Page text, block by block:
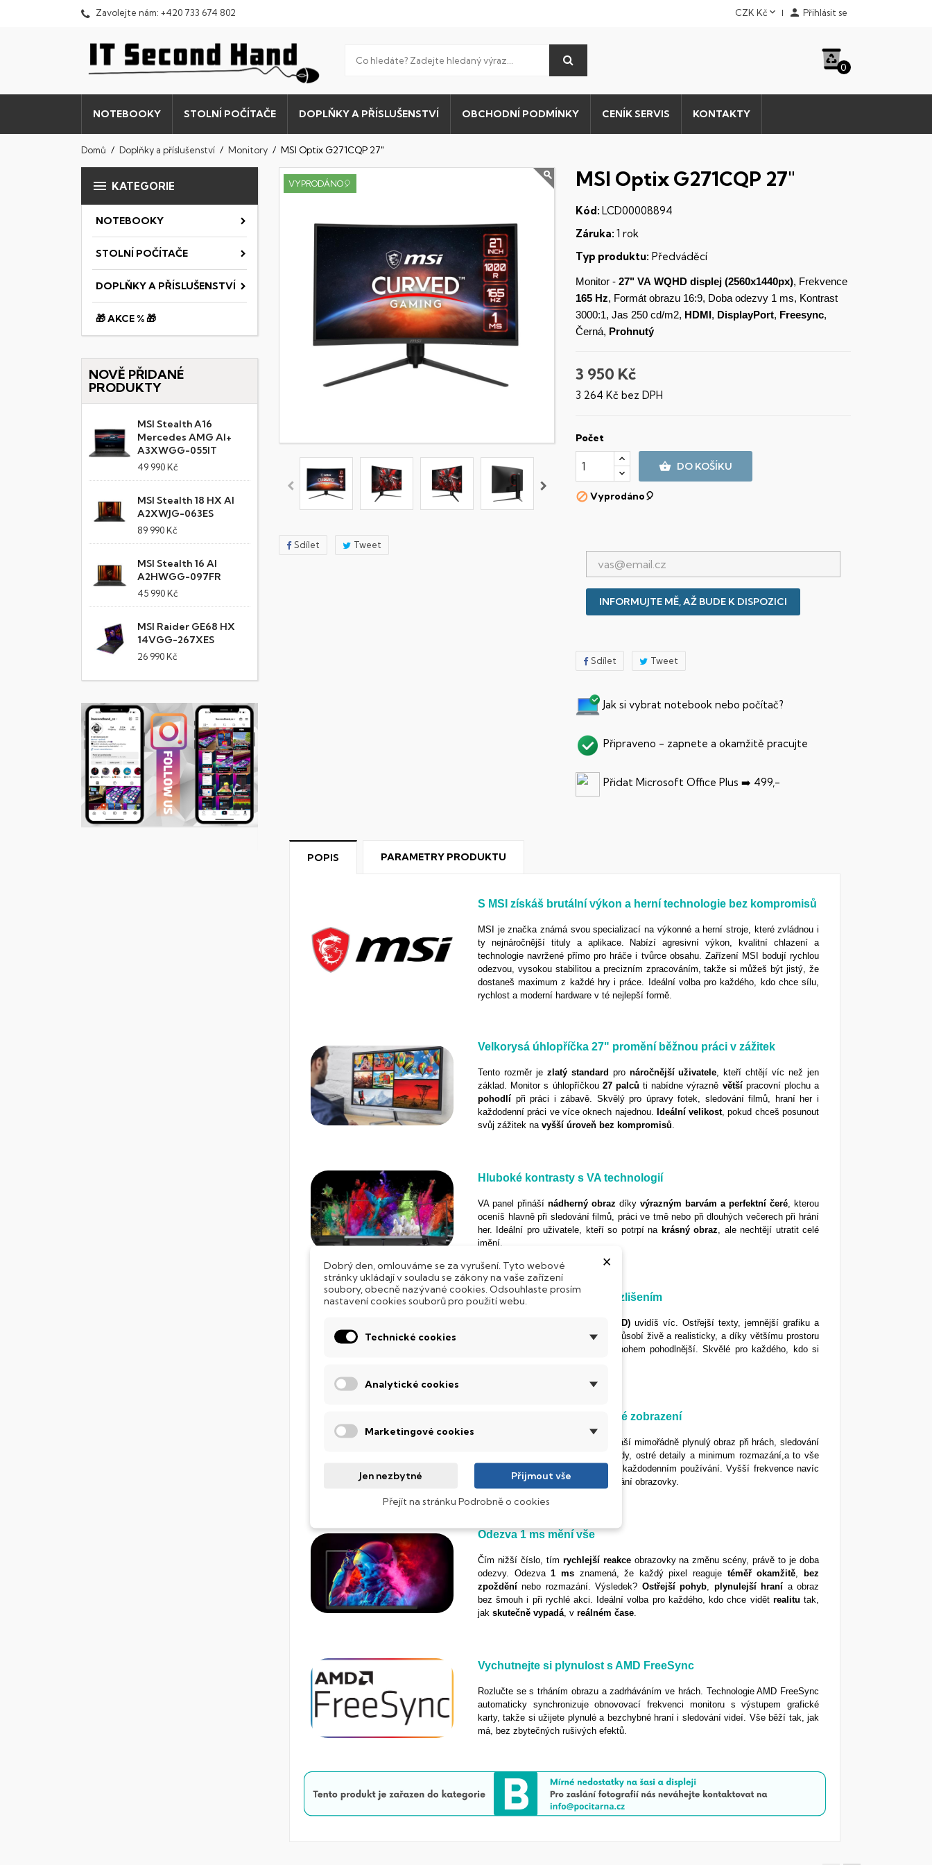
Zavolejte nám: +420 733 674 802 CZK Kč  Přihlásit se
0
NOTEBOOKY STOLNÍ POČÍTAČE DOPLŇKY A PŘÍSLUŠENSTVÍ OBCHODNÍ PODMÍNKY CENÍK SERVIS KONTAKTY
Domů Doplňky a příslušenství Monitory MSI Optix G271CQP 27"
 KATEGORIE
NOTEBOOKY
STOLNÍ POČÍTAČE
DOPLŇKY A PŘÍSLUŠENSTVÍ
🎁 AKCE % 🎁
NOVĚ PŘIDANÉ
PRODUKTY
MSI Stealth A16
Mercedes AMG AI+
A3XWGG-055IT
49 990 Kč
MSI Stealth 18 HX AI
A2XWJG-063ES
89 990 Kč
MSI Stealth 16 AI
A2HWGG-097FR
45 990 Kč
MSI Raider GE68 HX
14VGG-267XES
26 990 Kč
VYPRODÁNO🎈
Sdílet Tweet
MSI Optix G271CQP 27"
Kód: LCD00008894
Záruka: 1 rok
Typ produktu: Předváděcí
Monitor - 27" VA WQHDdisplej (2560x1440px), Frekvence
165 Hz, Formát obrazu 16:9, Doba odezvy 1 ms, Kontrast
3000:1, Jas 250 cd/m2, HDMI , DisplayPort, Freesync,
Černá, Prohnutý
3 950 Kč
3 264 Kč bez DPH
Počet
 DO KOŠÍKU
Vyprodáno🎈
INFORMUJTE MĚ, AŽ BUDE K DISPOZICI
Sdílet Tweet
Jak si vybrat notebook nebo počítač?
Připraveno - zapnete a okamžitě pracujte
Přidat Microsoft Office Plus ➡️ 499,-
POPIS PARAMETRY PRODUKTU
S MSI získáš brutální výkon a herní technologie bez kompromisů
MSI je značka známá svou specializací na výkonné a herní stroje, které zvládnou i
ty nejnáročnější tituly a aplikace. Nabízí agresivní výkon, kvalitní chlazení a
technologie navržené přímo pro hráče i tvůrce obsahu. Zařízení MSI bodují rychlou
odezvou, vysokou stabilitou a precizním zpracováním, takže si můžeš být jistý, že
dostaneš maximum z každé hry i práce. Ideální volba pro každého, kdo chce sílu,
rychlost a moderní hardware v té nejlepší formě.
Velkorysá úhlopříčka 27" promění běžnou práci v zážitek
Tento rozměr je zlatý standard pro náročnější uživatele , kteří chtějí víc než jen
základ. Monitor s úhlopříčkou 27 palců ti nabídne výrazně většípracovní plochu a
pohodlí při práci i zábavě. Skvělý pro úpravy fotek, sledování filmů, hraní her i
každodenní práci ve více oknech najednou. Ideální velikost, pokud chceš posunout
svůj zážitek na vyšší úroveň bez kompromisů
Hluboké kontrasty s VA technologií
VA panel přináší nádherný obraz díky výrazným barvám a perfektní čeré , kterou
oceníš hlavně při sledování filmů, práci ve tmě nebo při dlouhých večerech při hrání
her. Ideální pro uživatele, kteří so potrpí na krásný obraz , ale nechtějí utratit celé
jmění.
Ještě více detailů s QHD rozlišením
2560 × 1440 px (QHD) uvidíš víc. Ostřejší texty, jemnější grafiku a
bohatší barevné přechody. Obraz působí živě a realisticky, a díky většímu prostoru
na ploše je práce s více okny mnohem pohodlnější. Skvělé pro každého, kdo si
165 Hz pro dokonale plynulé zobrazení
přináší mimořádně plynulý obraz při hrách, sledování
videí i běžné práci. Rychlé přechody, ostré detaily a minimum rozmazání,a to vše
oceníš nejen při gamingu, ale i při každodenním používání. Vyšší frekvence navíc
snižuje únavu očí při delším sledování obrazovky.
Odezva1 msmění vše
Čím nižší číslo, tím rychlejší reakceobrazovky na změnu scény, právě to je doba
odezvy. Odezva1 msznamená, že každý pixel reaguje téměř okamžitě ,bez
zpoždění nebo rozmazání. Výsledek? Ostřejší pohyb plynulejší hraní a obraz
bez šmouh i při rychlé akci. Ideální volba pro každého, kdo chce vidět realitu tak,
jak skutečně vypadá , v reálném čase
Vychutnejte si plynulost s AMD FreeSync
Rozlučte se s trháním obrazu a zadrháváním ve hrách. Technologie AMD FreeSync
automaticky synchronizuje obnovovací frekvenci monitoru s výstupem grafické
karty, takže si užijete plynulé a bezchybné hraní i sledování videí. Vše běží tak, jak
má, bez zbytečných rušivých efektů.
×
Dobrý den, omlouváme se za vyrušení. Tyto webové
stránky ukládají v souladu se zákony na vaše zařízení
soubory, obecně nazývané cookies. Odsouhlaste prosím
nastavení cookies souborů pro použití webu.
Technické cookies
Analytické cookies
Marketingové cookies
Jen nezbytné Přijmout vše
Přejít na stránku Podrobně o cookies